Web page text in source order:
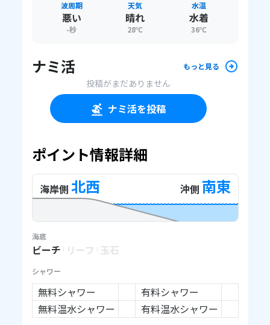
波周期
悪い
-秒
天気
晴れ
28℃
水温
水着
36℃
ナミ活 もっと見る
投稿がまだありません
ナミ活を投稿
ポイント情報詳細
海岸側 北西 沖側 南東
海底
ビーチ リーフ 玉石
シャワー
無料シャワー
有料シャワー
無料温水シャワー
有料温水シャワー